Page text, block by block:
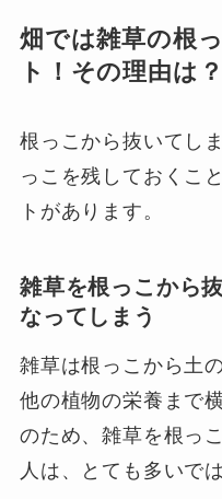
畑では雑草の根
ト！その理由は？
根っこから抜いてし
っこを残しておくこ
トがあります。
雑草を根っこから
なってしまう
雑草は根っこから土
他の植物の栄養まで
のため、雑草を根っ
人は、とても多いで